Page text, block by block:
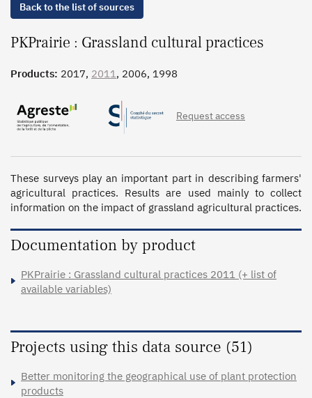
Back to the list of sources
PKPrairie : Grassland cultural practices
Products: 2017, 2011, 2006, 1998
Request access
These surveys play an important part in describing farmers'
agricultural practices. Results are used mainly to collect
information on the impact of grassland agricultural practices.
Documentation by product
PKPrairie : Grassland cultural practices 2011 (+ list of
available variables)
Projects using this data source (51)
Better monitoring the geographical use of plant protection
products